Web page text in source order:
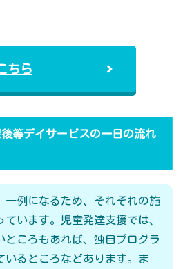
ちら
等デイサービスの一日の流れ
一例になるため、それぞれの施
います。児童発達支援では、
ところもあれば、独自プログラ
いるところなどあります。ま